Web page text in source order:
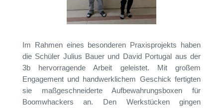
Im Rahmen eines besonderen Praxisprojekts haben
die Schüler Julius Bauer und David Portugal aus der
3b hervorragende Arbeit geleistet. Mit großem
Engagement und handwerklichem Geschick fertigten
sie maßgeschneiderte Aufbewahrungsboxen für
Boomwhackers an. Den Werkstücken gingen